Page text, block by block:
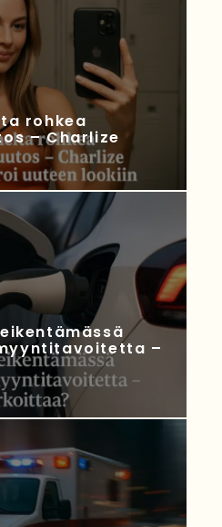
rohkea
– Charlize
–